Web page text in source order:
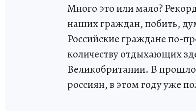
Много это или мало?
наших граждан, побить,
Российские граждане по-
количеству отдыхающих
Великобритании. В
россиян, в этом году уже